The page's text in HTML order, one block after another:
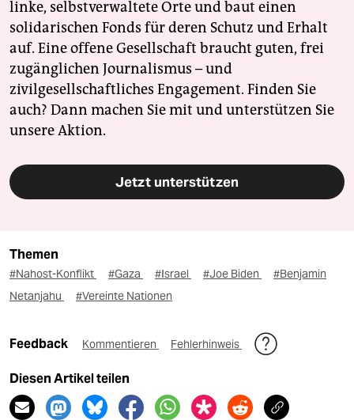
linke, selbstverwaltete Orte und baut einen
solidarischen Fonds für deren Schutz und Erhalt
auf. Eine offene Gesellschaft braucht guten, frei
zugänglichen Journalismus – und
zivilgesellschaftliches Engagement. Finden Sie
auch? Dann machen Sie mit und unterstützen Sie
unsere Aktion.
Jetzt unterstützen
Themen
#Nahost-Konflikt #Gaza #Israel #Joe Biden
#Benjamin
Netanjahu
#Vereinte Nationen
Feedback Kommentieren Fehlerhinweis
Diesen Artikel teilen